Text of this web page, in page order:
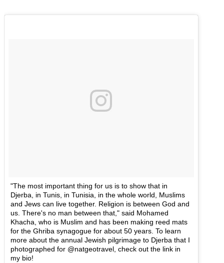
"The most important thing for us is to show that in
Djerba, in Tunis, in Tunisia, in the whole world, Muslims
and Jews can live together. Religion is between God and
us. There's no man between that," said Mohamed
Khacha, who is Muslim and has been making reed mats
for the Ghriba synagogue for about 50 years. To learn
more about the annual Jewish pilgrimage to Djerba that I
photographed for @natgeotravel, check out the link in
my bio!